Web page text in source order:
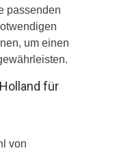
passenden
um einen
für
von